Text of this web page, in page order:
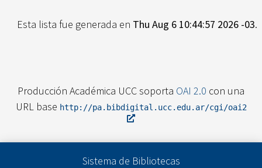
Esta lista fue generada en Thu Aug 6 10:44:57 2026 -03.
Producción Académica UCC soporta OAI 2.0 con una
URL base http://pa.bibdigital.ucc.edu.ar/cgi/oai2
Sistema de Bibliotecas